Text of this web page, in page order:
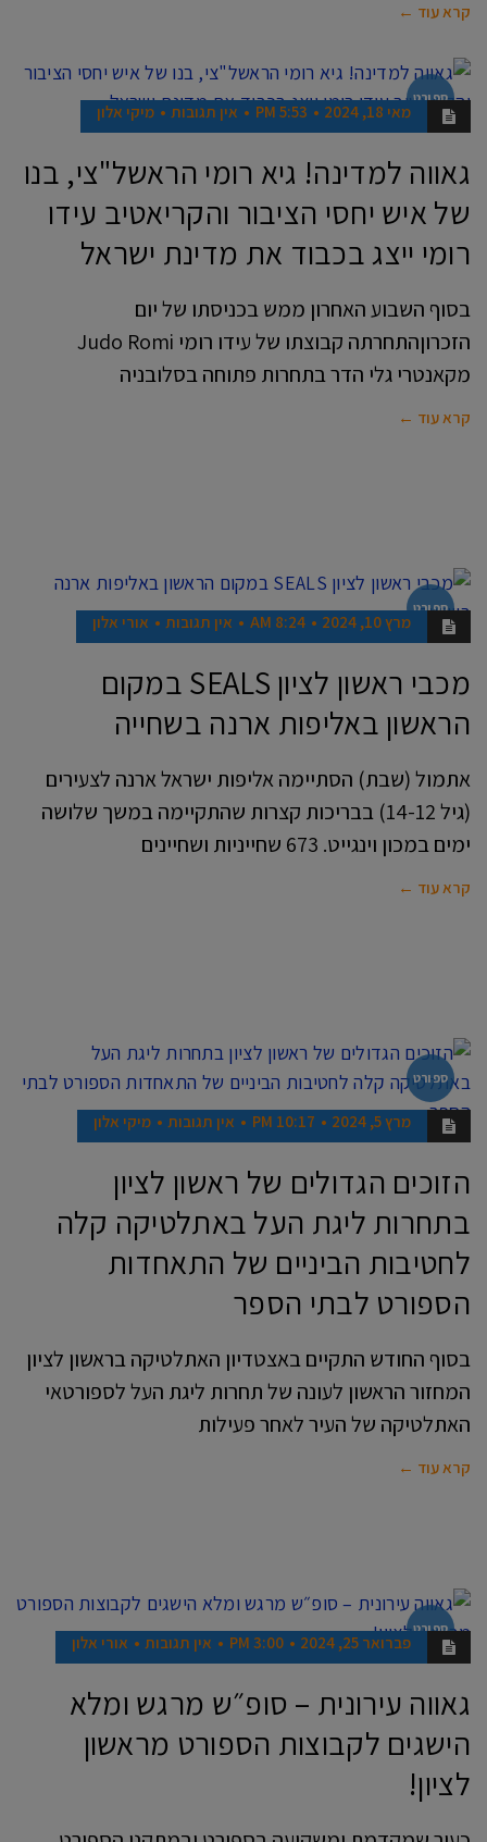
קרא עוד ←
ספורט
מאי 18, 2024 5:53 PM אין תגובות מיקי אלון
גאווה למדינה! גיא רומי הראשל"צי, בנו
של איש יחסי הציבור והקריאטיב עידו
רומי ייצג בכבוד את מדינת ישראל
בסוף השבוע האחרון ממש בכניסתו של יום
הזכרוןהתחרתה קבוצתו של עידו רומי Judo Romi
מקאנטרי גלי הדר בתחרות פתוחה בסלובניה
קרא עוד ←
ספורט
מרץ 10, 2024 8:24 AM אין תגובות אורי אלון
מכבי ראשון לציון SEALS במקום
הראשון באליפות ארנה בשחייה
אתמול (שבת) הסתיימה אליפות ישראל ארנה לצעירים
(גיל 14-12) בבריכות קצרות שהתקיימה במשך שלושה
ימים במכון וינגייט. 673 שחייניות ושחיינים
קרא עוד ←
ספורט
מרץ 5, 2024 10:17 PM אין תגובות מיקי אלון
הזוכים הגדולים של ראשון לציון
בתחרות ליגת העל באתלטיקה קלה
לחטיבות הביניים של התאחדות
הספורט לבתי הספר
בסוף החודש התקיים באצטדיון האתלטיקה בראשון לציון
המחזור הראשון לעונה של תחרות ליגת העל לספורטאי
האתלטיקה של העיר לאחר פעילות
קרא עוד ←
ספורט
פברואר 25, 2024 3:00 PM אין תגובות אורי אלון
גאווה עירונית – סופ״ש מרגש ומלא
הישגים לקבוצות הספורט מראשון
לציון!